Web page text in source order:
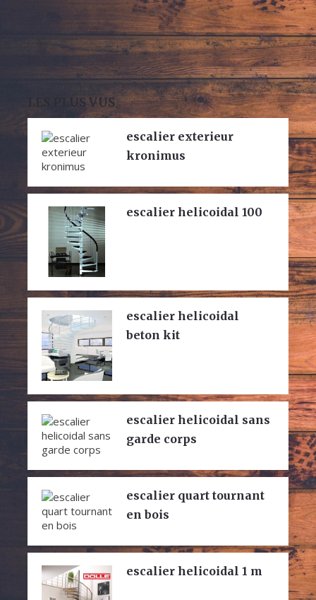
LES PLUS VUS
escalier exterieur
kronimus
escalier helicoidal 100
escalier helicoidal
beton kit
escalier helicoidal sans
garde corps
escalier quart tournant
en bois
escalier helicoidal 1 m